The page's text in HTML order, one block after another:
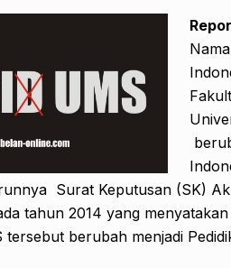
Surat Keputusan (SK)
tahun 2014 yang
tersebut berubah menjadi